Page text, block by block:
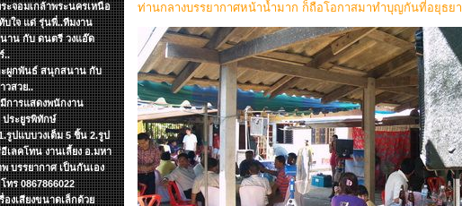
ะจอมเกล้าพระนครเหนือ
บใจ แด่ รุ่นพี่..ทีมงาน
าน กับ ดนตรี วงแอ๊ด
..
ะผูกพันธ์ สนุกสนาน กับ
วสวย..
การแสดงพนักงาน
ระยูรพิทักษ์
ปแบบวงเต็ม 5 ชิ้น 2.รูป
ลคโทน งานเลี้ยง อ.มหา
บรรยากาศ เป็นกันเอง
ร 0867866022
งเสียงขนาดเล็กด้วย
ท่านกลางบรรยากาศหน้าน้ำมาก ก็ถือโอกาสมาทำบุญกันที่อยุธยา